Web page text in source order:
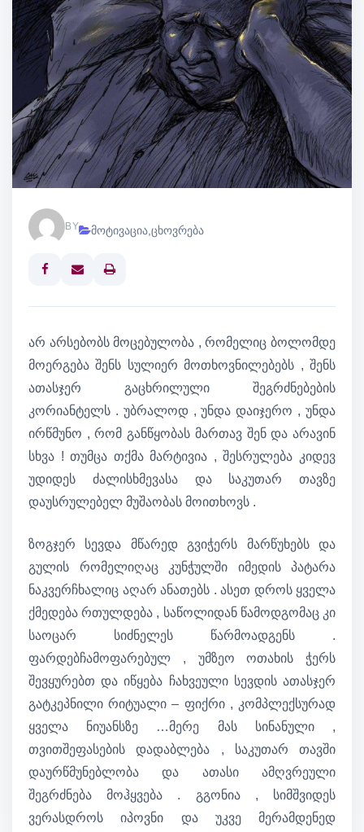
BY მოტივაცია ცხოვრება
Print
არ არსებობს მოცებულობა , რომელიც ბოლომდე
მოერგება შენს სულიერ მოთხოვნილებებს , შენს
ათასჯერ გაცხრილული შეგრძნებების
კორიანტელს . უბრალოდ , უნდა დაიჯერო , უნდა
ირწმუნო , რომ განწყობას მართავ შენ და არავინ
სხვა ! თუმცა თქმა მარტივია , შესრულება კიდევ
უდიდეს ძალისხმევასა და საკუთარ თავზე
დაუსრულებელ მუშაობას მოითხოვს .
ზოგჯერ სევდა მწარედ გვიჭერს მარწუხებს და
გულის რომელიღაც კუნჭულში იმედის პატარა
ნაკვერჩხალიც აღარ ანათებს . ასეთ დროს ყველა
ქმედება რთულდება , საწოლიდან წამოდგომაც კი
საოცარ სიძნელეს წარმოადგენს .
ფარდებჩამოფარებულ , უმზეო ოთახის ჭერს
შევყურებთ და იწყება ჩახვეული სევდის ათასჯერ
გატკეპნილი რიტუალი – ფიქრი , კომპლექსურად
ყველა ნიუანსზე …მერე მას სინანული ,
თვითშეფასების დადაბლება , საკუთარ თავში
დაურწმუნებლობა და ათასი ამღვრეული
შეგრძნება მოჰყვება . გგონია , სიმშვიდეს
ვერასდროს იპოვნი და უკვე მერამდენედ